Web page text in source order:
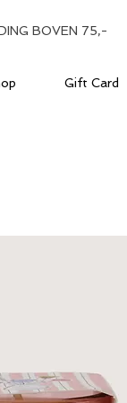
BOVEN 75,-
Gift Card